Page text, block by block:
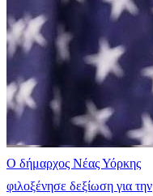
Ο δήμαρχος Νέας Υόρκης
φιλοξένησε δεξίωση για την